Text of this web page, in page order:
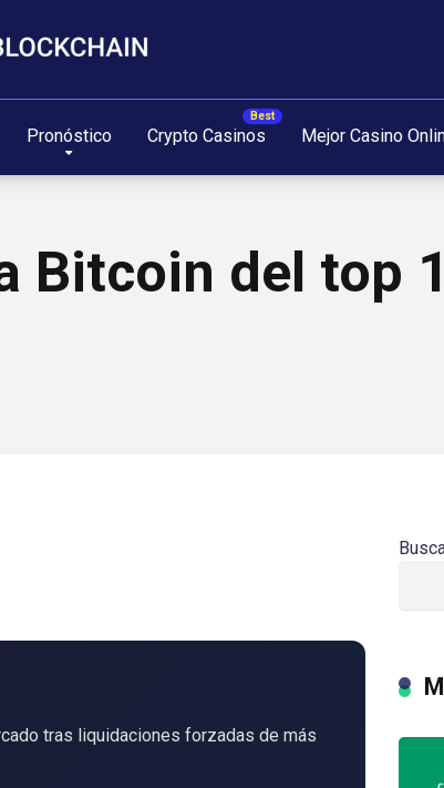
Pronóstico Crypto Casinos Mejor Casino
Bitcoin del top
tras liquidaciones forzadas de más